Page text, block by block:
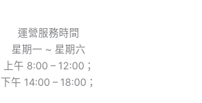
運營服務時間
星期一 ~ 星期六
上午 8:00 – 12:00；
下午 14:00 – 18:00；